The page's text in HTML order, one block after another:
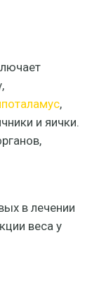
,
и яички.
в лечении
веса у